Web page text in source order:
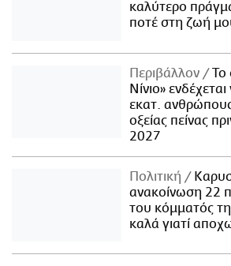
καλύτερο
ποτέ στη ζωή
Περιβάλλον
Το
Νίνιο»
εκατ.
οξείας πείνας
2027
Πολιτική
ανακοίνωση 22
του κόμματός
καλά γιατί